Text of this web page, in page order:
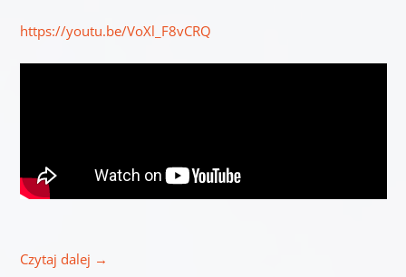
https://youtu.be/VoXl_F8vCRQ
Czytaj dalej →